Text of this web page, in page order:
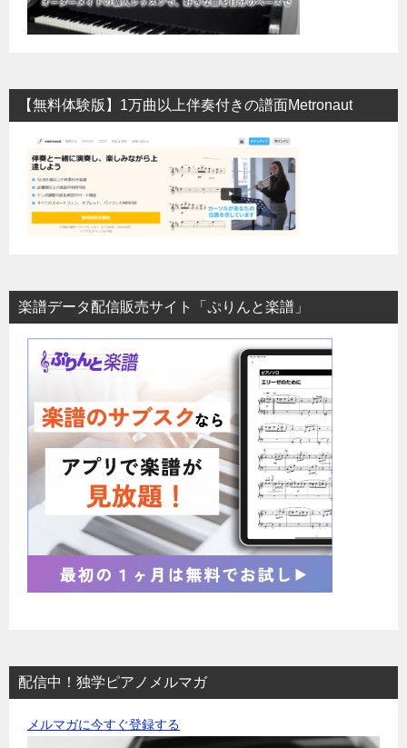
【無料体験版】1万曲以上伴奏付きの譜面Metronaut
楽譜データ配信販売サイト「ぷりんと楽譜」
配信中！独学ピアノメルマガ
メルマガに今すぐ登録する